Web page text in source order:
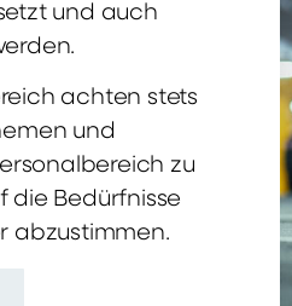
und auch
achten stets
und
zu
die Bedürfnisse
abzustimmen.